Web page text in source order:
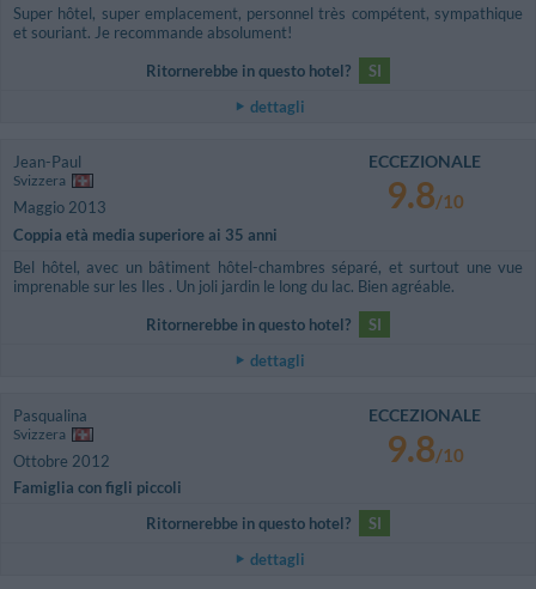
Super hôtel, super emplacement, personnel très compétent, sympathique
et souriant. Je recommande absolument!
Ritornerebbe in questo hotel?
SI
dettagli
Jean-Paul
Svizzera
Maggio 2013
Coppia età media superiore ai 35 anni
ECCEZIONALE
9.8/10
Bel hôtel, avec un bâtiment hôtel-chambres séparé, et surtout une vue
imprenable sur les Iles . Un joli jardin le long du lac. Bien agréable.
Ritornerebbe in questo hotel?
SI
dettagli
Pasqualina
Svizzera
Ottobre 2012
Famiglia con figli piccoli
ECCEZIONALE
9.8/10
Ritornerebbe in questo hotel?
SI
dettagli